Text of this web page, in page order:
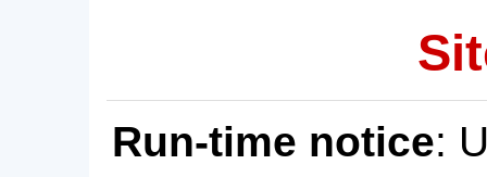
Run-time notice: